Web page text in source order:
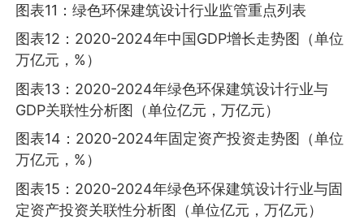
图表11：绿色环保建筑设计行业监管重点列表
图表12：2020-2024年中国GDP增长走势图（单位
万亿元，%）
图表13：2020-2024年绿色环保建筑设计行业与
GDP关联性分析图（单位亿元，万亿元）
图表14：2020-2024年固定资产投资走势图（单位
万亿元，%）
图表15：2020-2024年绿色环保建筑设计行业与固
定资产投资关联性分析图（单位亿元，万亿元）